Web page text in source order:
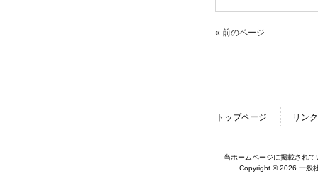
« 前のページ
トップページ リンク
当ホームページに掲載され
Copyright © 2026 一般